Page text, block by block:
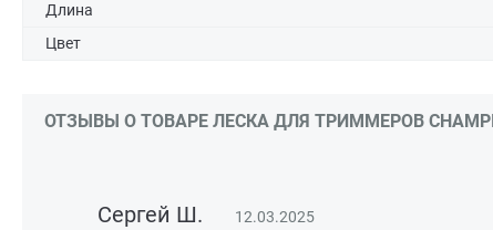
Длина
Цвет
ОТЗЫВЫ О ТОВАРЕ ЛЕСКА ДЛЯ ТРИММЕРОВ
Сергей Ш. 12.03.2025